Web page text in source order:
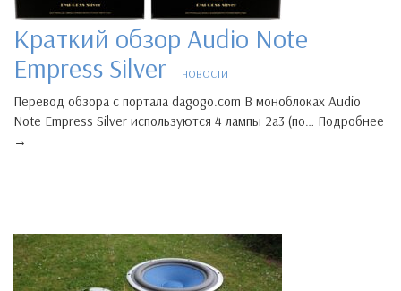
Краткий обзор Audio Note
Empress Silver
НОВОСТИ
Перевод обзора с портала dagogo.com В моноблоках Audio
Note Empress Silver используются 4 лампы 2а3 (по… Подробнее
→